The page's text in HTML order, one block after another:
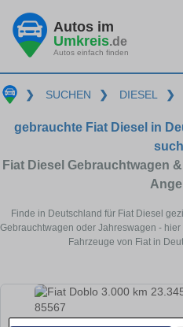
Autos im
Umkreis.de
Autos einfach finden
❯ SUCHEN ❯ DIESEL ❯
gebrauchte Fiat Diesel in
Fiat Diesel Gebrauchtwagen
Finde in Deutschland für Fiat Diesel
Gebrauchtwagen oder Jahreswagen -
Fahrzeuge von Fiat in